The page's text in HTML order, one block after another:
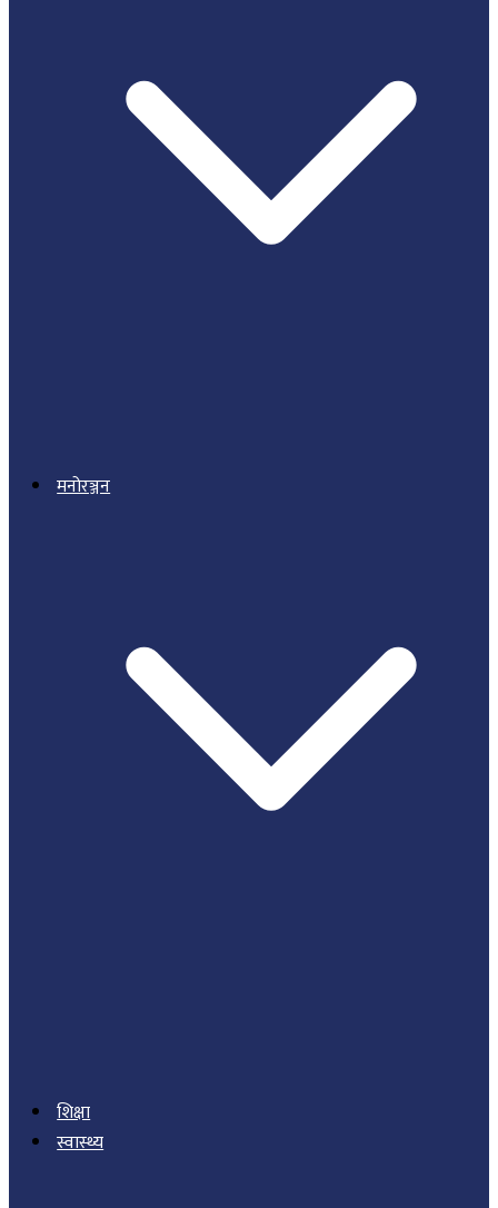
मनोरञ्जन
शिक्षा
स्वास्थ्य